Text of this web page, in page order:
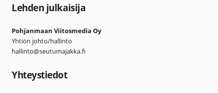
Lehden julkaisija
Pohjanmaan Viitosmedia Oy
Yhtiön johto/hallinto
hallinto@seutumajakka.fi
Yhteystiedot